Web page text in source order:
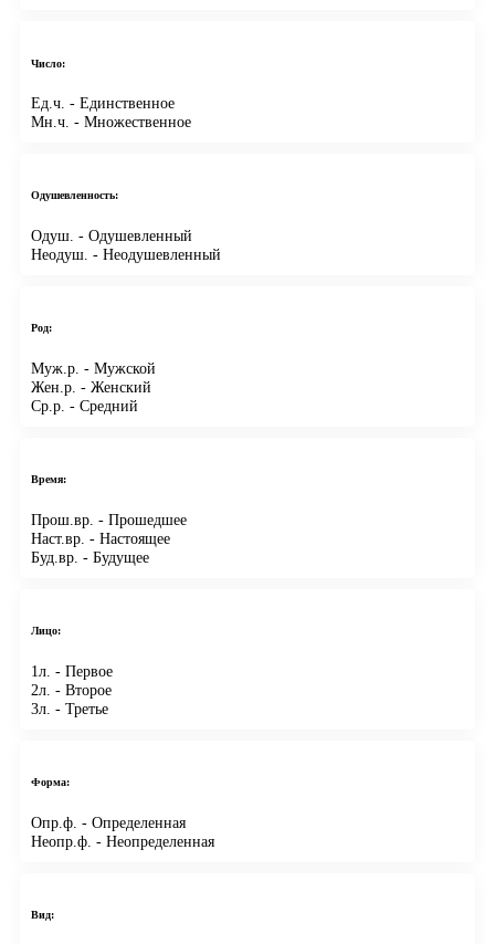
Число:
Ед.ч. - Единственное
Мн.ч. - Множественное
Одушевленность:
Одуш. - Одушевленный
Неодуш. - Неодушевленный
Род:
Муж.р. - Мужской
Жен.р. - Женский
Ср.р. - Средний
Время:
Прош.вр. - Прошедшее
Наст.вр. - Настоящее
Буд.вр. - Будущее
Лицо:
1л. - Первое
2л. - Второе
3л. - Третье
Форма:
Опр.ф. - Определенная
Неопр.ф. - Неопределенная
Вид: